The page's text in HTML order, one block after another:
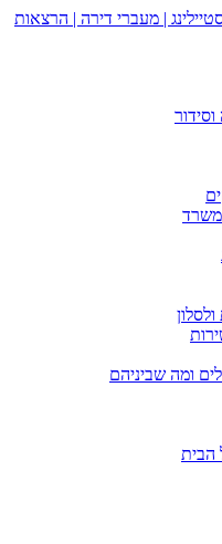
משרד
ומה שביניהם
הבית